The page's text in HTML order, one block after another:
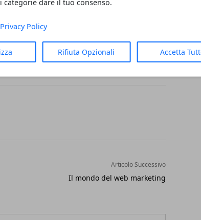
categorie dare il tuo consenso.
Privacy Policy
Rifiuta Opzionali Accetta
sono contenute all’interno dei
il gusto di questa delizia
Articolo Successivo
Il mondo del web marketing